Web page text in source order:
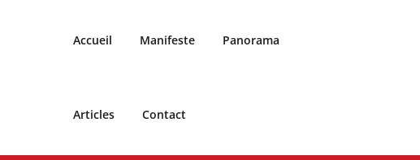
Accueil Manifeste Panorama
Articles Contact